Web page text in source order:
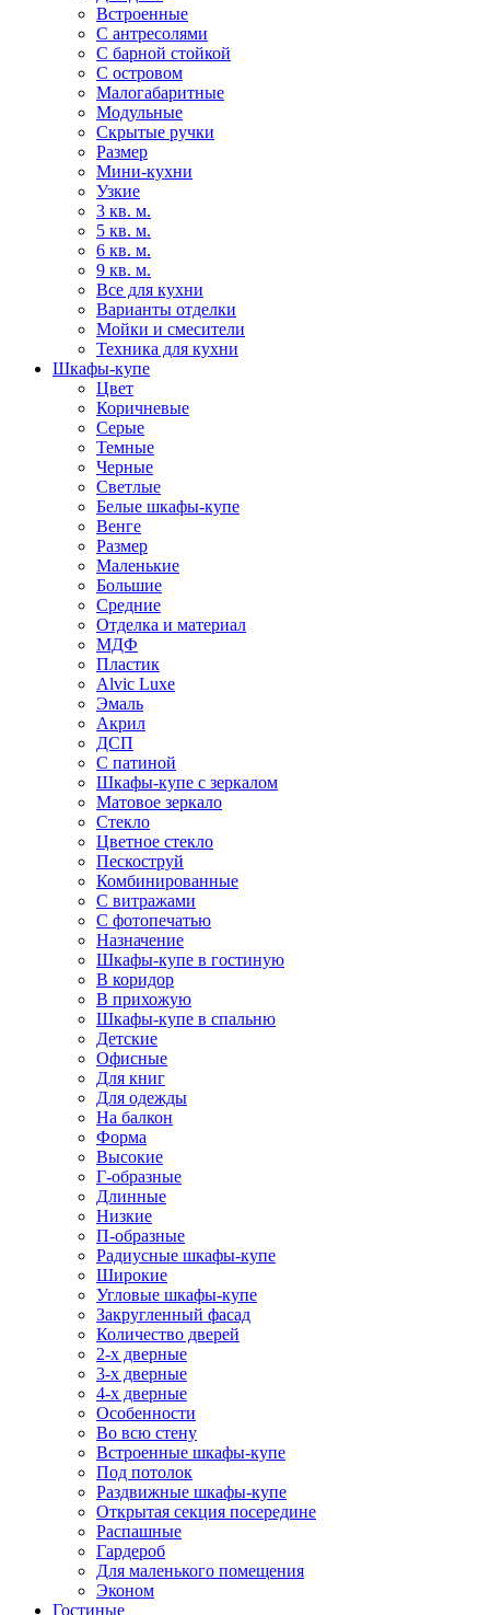
Встроенные
С антресолями
С барной стойкой
С островом
Малогабаритные
Модульные
Скрытые ручки
Размер
Мини-кухни
Узкие
3 кв. м.
5 кв. м.
6 кв. м.
9 кв. м.
Все для кухни
Варианты отделки
Мойки и смесители
Техника для кухни
Шкафы-купе
Цвет
Коричневые
Серые
Темные
Черные
Светлые
Белые шкафы-купе
Венге
Размер
Маленькие
Большие
Средние
Отделка и материал
МДФ
Пластик
Alvic Luxe
Эмаль
Акрил
ДСП
С патиной
Шкафы-купе с зеркалом
Матовое зеркало
Стекло
Цветное стекло
Пескоструй
Комбинированные
С витражами
С фотопечатью
Назначение
Шкафы-купе в гостиную
В коридор
В прихожую
Шкафы-купе в спальню
Детские
Офисные
Для книг
Для одежды
На балкон
Форма
Высокие
Г-образные
Длинные
Низкие
П-образные
Радиусные шкафы-купе
Широкие
Угловые шкафы-купе
Закругленный фасад
Количество дверей
2-х дверные
3-х дверные
4-х дверные
Особенности
Во всю стену
Встроенные шкафы-купе
Под потолок
Раздвижные шкафы-купе
Открытая секция посередине
Распашные
Гардероб
Для маленького помещения
Эконом
Гостиные